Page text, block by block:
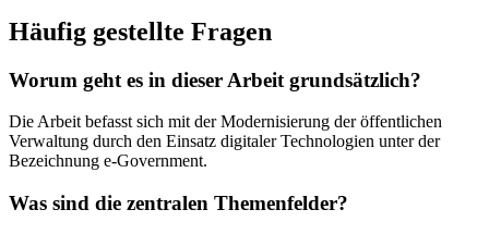
Häufig gestellte Fragen
Worum geht es in dieser Arbeit grundsätzlich?
Die Arbeit befasst sich mit der Modernisierung der öffentlichen
Verwaltung durch den Einsatz digitaler Technologien unter der
Bezeichnung e-Government.
Was sind die zentralen Themenfelder?